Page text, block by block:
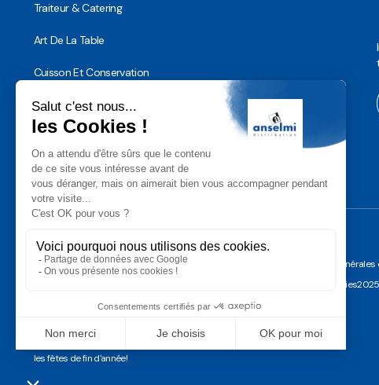
Traiteur & Catering
Art De La Table
Cuisson Et Conservation
Hygiène, Sécurité et Traçabilité
Vaisselle Réutilisable
Noël
Découvrez notre assortiment de
les fêtes de fin d'année!
Conditions Générales
Gérer les cookies